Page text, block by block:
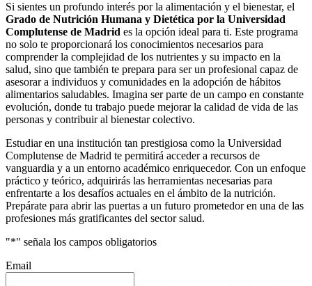
Si sientes un profundo interés por la alimentación y el bienestar, el
Grado de Nutrición Humana y Dietética por la Universidad
Complutense de Madrid es la opción ideal para ti. Este programa
no solo te proporcionará los conocimientos necesarios para
comprender la complejidad de los nutrientes y su impacto en la
salud, sino que también te prepara para ser un profesional capaz de
asesorar a individuos y comunidades en la adopción de hábitos
alimentarios saludables. Imagina ser parte de un campo en constante
evolución, donde tu trabajo puede mejorar la calidad de vida de las
personas y contribuir al bienestar colectivo.
Estudiar en una institución tan prestigiosa como la Universidad
Complutense de Madrid te permitirá acceder a recursos de
vanguardia y a un entorno académico enriquecedor. Con un enfoque
práctico y teórico, adquirirás las herramientas necesarias para
enfrentarte a los desafíos actuales en el ámbito de la nutrición.
Prepárate para abrir las puertas a un futuro prometedor en una de las
profesiones más gratificantes del sector salud.
"*" señala los campos obligatorios
Email